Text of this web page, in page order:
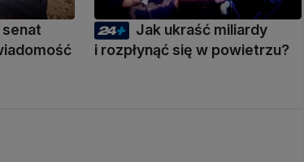
Jak ukraść miliardy
i rozpłynąć się w powietrzu?